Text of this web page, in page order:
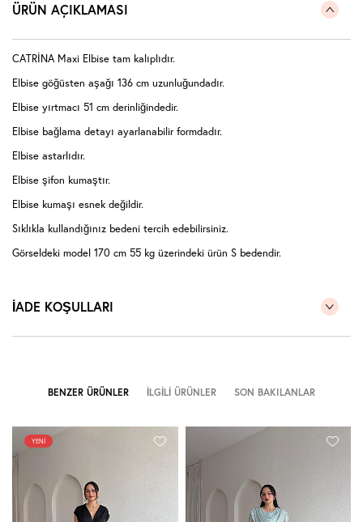
ÜRÜN AÇIKLAMASI
CATRİNA Maxi Elbise tam kalıplıdır.
Elbise göğüsten aşağı 136 cm uzunluğundadır.
Elbise yırtmacı 51 cm derinliğindedir.
Elbise bağlama detayı ayarlanabilir formdadır.
Elbise astarlıdır.
Elbise şifon kumaştır.
Elbise kumaşı esnek değildir.
Sıklıkla kullandığınız bedeni tercih edebilirsiniz.
Görseldeki model 170 cm 55 kg üzerindeki ürün S bedendir.
İADE KOŞULLARI
BENZER ÜRÜNLER İLGILI ÜRÜNLER SON BAKILANLAR
YENI